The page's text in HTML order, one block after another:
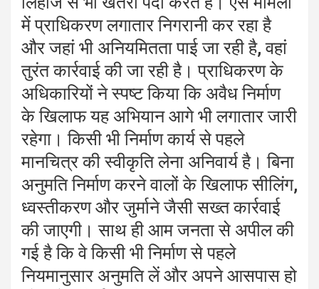
में प्राधिकरण लगातार निगरानी कर रहा है
और जहां भी अनियमितता पाई जा रही है, वहां
तुरंत कार्रवाई की जा रही है। प्राधिकरण के
अधिकारियों ने स्पष्ट किया कि अवैध निर्माण
के खिलाफ यह अभियान आगे भी लगातार जारी
रहेगा। किसी भी निर्माण कार्य से पहले
मानचित्र की स्वीकृति लेना अनिवार्य है। बिना
अनुमति निर्माण करने वालों के खिलाफ सीलिंग,
ध्वस्तीकरण और जुर्माने जैसी सख्त कार्रवाई
की जाएगी। साथ ही आम जनता से अपील की
गई है कि वे किसी भी निर्माण से पहले
नियमानुसार अनुमति लें और अपने आसपास हो